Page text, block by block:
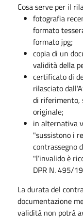
Cosa serve per il
fotografia
formato
formato jpg;
copia di un
validità della
certificato di
rilasciato
di riferimento,
originale;
in alternativa
"sussistono i
contrassegno
"l’invalido è
DPR N. 495/
La durata del
documentazione
validità non potrà